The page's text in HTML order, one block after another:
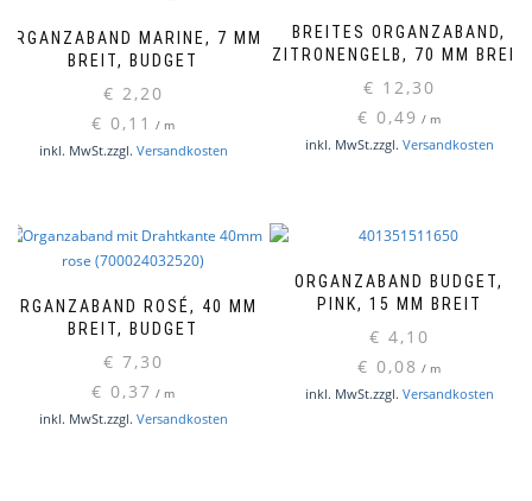
ORGANZABAND MARINE, 7 MM
BREIT, BUDGET
€ 2,20
€ 0,11 / m
inkl. MwSt.zzgl. Versandkosten
BREITES ORGANZABAND,
ZITRONENGELB, 70 MM BREIT
€ 12,30
€ 0,49 / m
inkl. MwSt.zzgl. Versandkosten
ORGANZABAND ROSÉ, 40 MM
BREIT, BUDGET
€ 7,30
€ 0,37 / m
inkl. MwSt.zzgl. Versandkosten
ORGANZABAND BUDGET,
PINK, 15 MM BREIT
€ 4,10
€ 0,08 / m
inkl. MwSt.zzgl. Versandkosten